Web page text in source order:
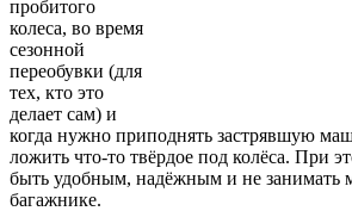
пробитого
колеса, во время
сезонной
переобувки (для
тех, кто это
делает сам) и
когда нужно приподнять застрявшую
ложить что-то твёрдое под колёса. При
быть удобным, надёжным и не занимать
багажнике.